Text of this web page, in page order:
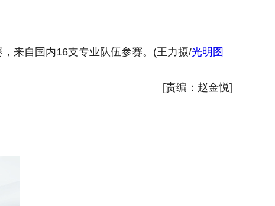
来自国内16支专业队伍参赛。(王力摄/光明图
[责编：赵金悦]